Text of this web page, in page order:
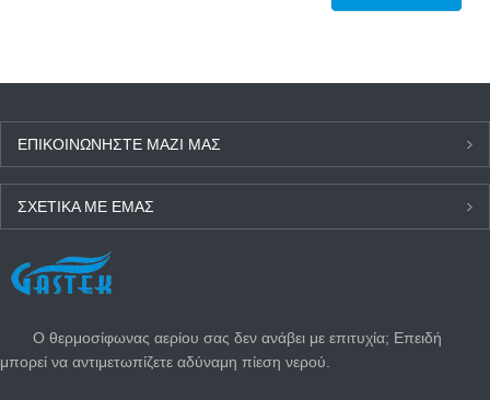
ΕΠΙΚΟΙΝΩΝΉΣΤΕ ΜΑΖΊ ΜΑΣ
ΣΧΕΤΙΚΆ ΜΕ ΕΜΆΣ
ΤΕΛΕΥΤΑΊΑ ΝΈΑ
Ο θερμοσίφωνας αερίου σας δεν ανάβει με επιτυχία; Επειδή
μπορεί να αντιμετωπίζετε αδύναμη πίεση νερού.